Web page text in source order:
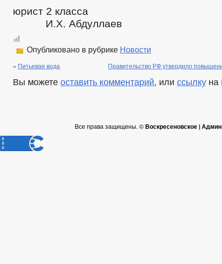
юрист 2
И.Х. Абдуллаев
Опубликовано в рубрике Новости
« Питьевая вода Правительство РФ утвердило
Вы можете оставить комментарий, или ссылку на
Все права защищены. ©Воскресеновское |